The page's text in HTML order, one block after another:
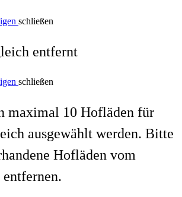
schließen
entfernt
schließen
maximal 10 Hofläden für
ausgewählt werden. Bitte
Hofläden vom